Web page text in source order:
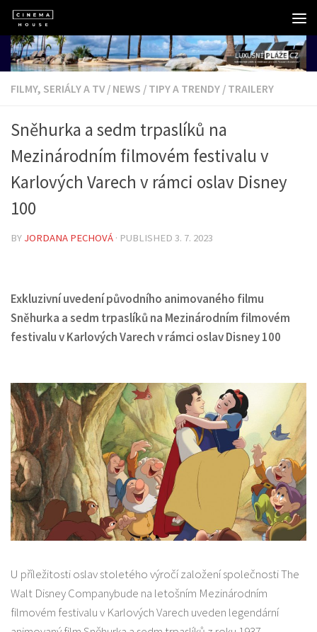
Skip to content
FILMY, SERIÁLY A TV / NEWS / TIPY A TRENDY / TRAILERY
Sněhurka a sedm trpaslíků na
Mezinárodním filmovém festivalu v
Karlových Varech v rámci oslav Disney
100
BY JORDANA PECHOVÁ · PUBLISHED 3. 7. 2023
Exkluzivní uvedení původního animovaného filmu
Sněhurka a sedm trpaslíků na Mezinárodním filmovém
festivalu v Karlových Varech v rámci oslav Disney 100
U příležitosti oslav stoletého výročí založení společnosti The
Walt Disney Companybude na letošním Mezinárodním
filmovém festivalu v Karlových Varech uveden legendární